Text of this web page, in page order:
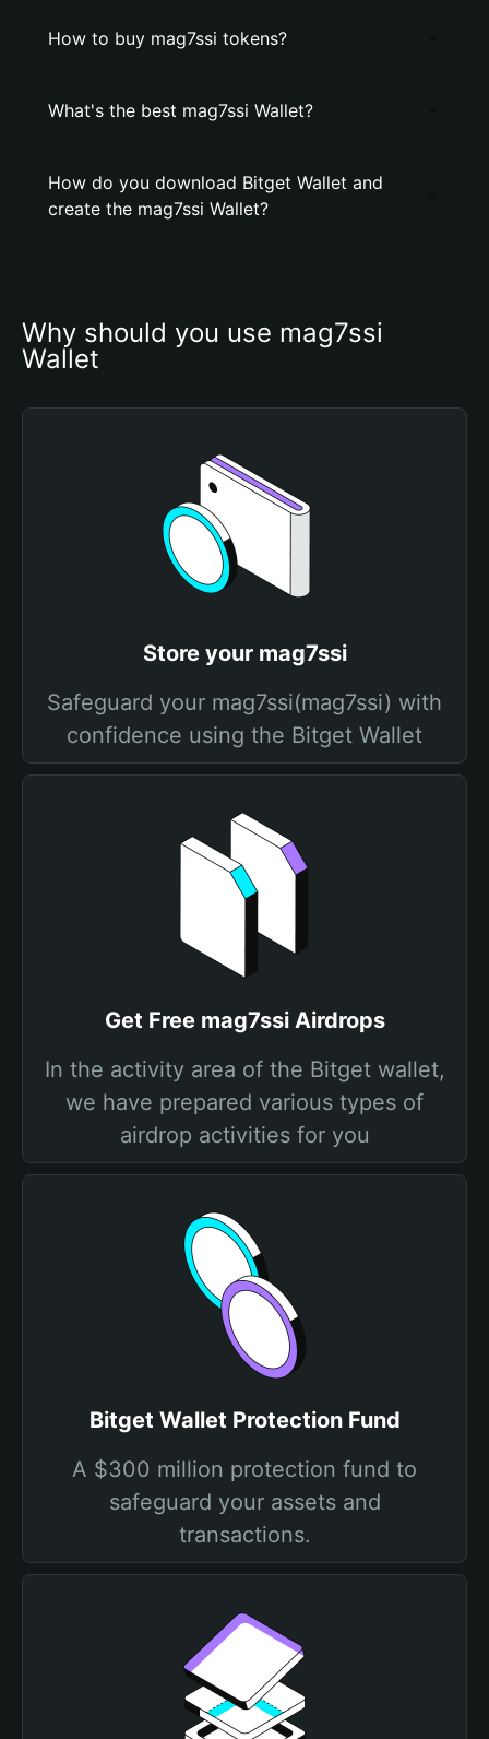
How to buy mag7ssi tokens?
What's the best mag7ssi Wallet?
How do you download Bitget Wallet and
create the mag7ssi Wallet?
Why should you use mag7ssi
Wallet
Store your mag7ssi
Safeguard your mag7ssi(mag7ssi) with
confidence using the Bitget Wallet
Get Free mag7ssi Airdrops
In the activity area of the Bitget wallet,
we have prepared various types of
airdrop activities for you
Bitget Wallet Protection Fund
A $300 million protection fund to
safeguard your assets and
transactions.